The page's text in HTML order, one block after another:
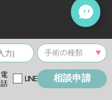
電
話
LINE 相談申請